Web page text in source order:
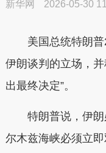
新华网 2026-05-30
美国总统特朗
伊朗谈判的立场，
出最终决定”。
特朗普说，伊
尔木兹海峡必须立